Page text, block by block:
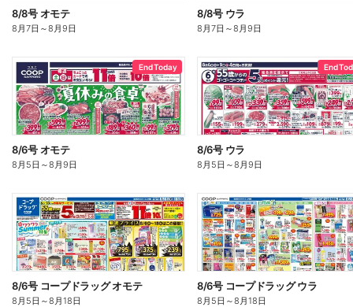
8/8号 オモテ
8月7日 ～8月9日
8/8号 ウラ
8月7日 ～8月9日
End Today
8/6号 オモテ
8月5日 ～8月9日
End
8/6号 ウラ
8月5日 ～8月9日
8/6号 コープドラッグ オモテ
8月5日 ～8月18日
8/6号 コープドラッグ ウラ
8月5日 ～8月18日